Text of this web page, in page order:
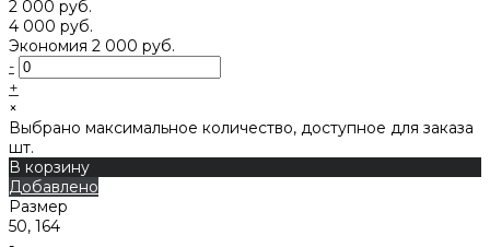
2 000 руб.
4 000 руб.
Экономия 2 000 руб.
-
+
×
Выбрано максимальное количество, доступное для заказа
шт.
В корзину
Добавлено
Размер
50, 164